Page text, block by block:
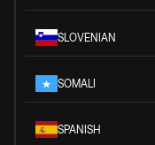
SLOVENIAN
SOMALI
SPANISH